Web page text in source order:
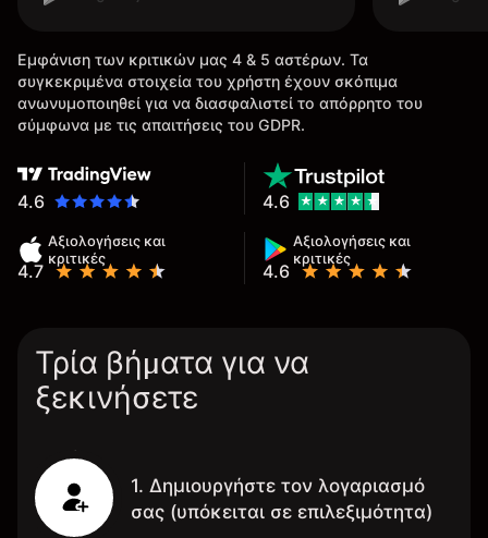
Εμφάνιση των κριτικών μας 4 & 5 αστέρων. Τα
συγκεκριμένα στοιχεία του χρήστη έχουν σκόπιμα
ανωνυμοποιηθεί για να διασφαλιστεί το απόρρητο του
σύμφωνα με τις απαιτήσεις του GDPR.
4.6
Αξιολογήσεις και
κριτικές
4.7
Αξιολογήσεις και
κριτικές
4.6
4.6
Τρία βήματα για να
ξεκινήσετε
1. Δημιουργήστε τον λογαριασμό
σας (υπόκειται σε επιλεξιμότητα)